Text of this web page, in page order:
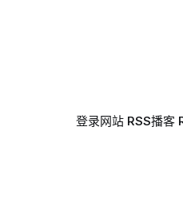
登录网站 RSS播客